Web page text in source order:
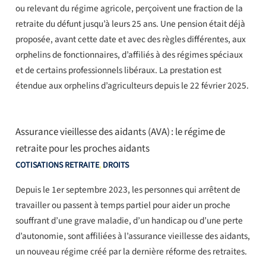
ou relevant du régime agricole, perçoivent une fraction de la
retraite du défunt jusqu’à leurs 25 ans. Une pension était déjà
proposée, avant cette date et avec des règles différentes, aux
orphelins de fonctionnaires, d’affiliés à des régimes spéciaux
et de certains professionnels libéraux. La prestation est
étendue aux orphelins d’agriculteurs depuis le 22 février 2025.
Assurance vieillesse des aidants (AVA) : le régime de
retraite pour les proches aidants
COTISATIONS RETRAITE,DROITS
Depuis le 1er septembre 2023, les personnes qui arrêtent de
travailler ou passent à temps partiel pour aider un proche
souffrant d’une grave maladie, d’un handicap ou d’une perte
d’autonomie, sont affiliées à l’assurance vieillesse des aidants,
un nouveau régime créé par la dernière réforme des retraites.